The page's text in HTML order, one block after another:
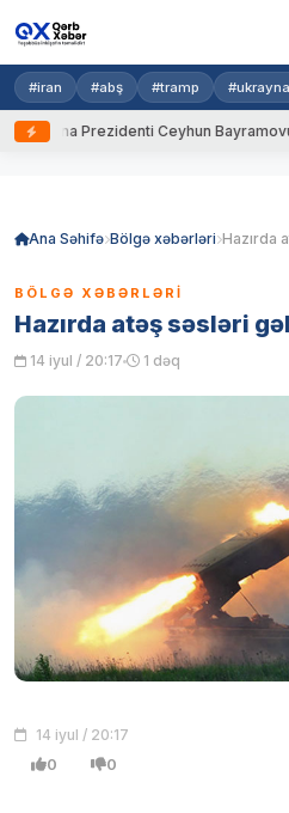
#iran #abş #tramp #ukrayna
Prezidenti Ceyhun Bayramovu
Ana Səhifə Bölgə xəbərləri Hazırda
BÖLGƏ XƏBƏRLƏRI
Hazırda atəş səsləri
14 iyul / 20:17 1 dəq
14 iyul / 20:17
0 0